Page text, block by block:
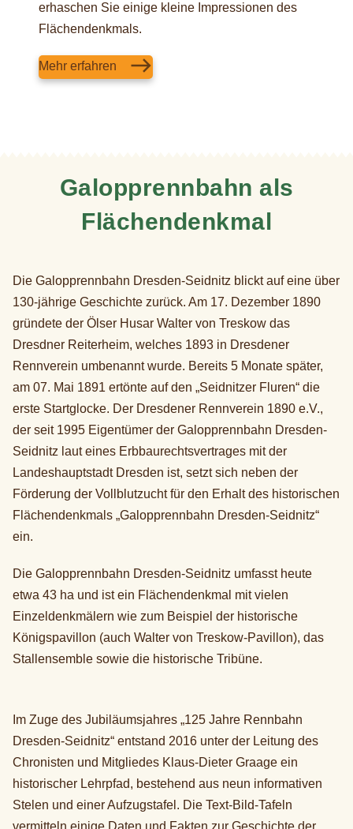
erhaschen Sie einige kleine Impressionen des
Flächendenkmals.
Mehr erfahren
Galopprennbahn als
Flächendenkmal
Die Galopprennbahn Dresden-Seidnitz blickt auf eine über
130-jährige Geschichte zurück. Am 17. Dezember 1890
gründete der Ölser Husar Walter von Treskow das
Dresdner Reiterheim, welches 1893 in Dresdener
Rennverein umbenannt wurde. Bereits 5 Monate später,
am 07. Mai 1891 ertönte auf den „Seidnitzer Fluren“ die
erste Startglocke. Der Dresdener Rennverein 1890 e.V.,
der seit 1995 Eigentümer der Galopprennbahn Dresden-
Seidnitz laut eines Erbbaurechtsvertrages mit der
Landeshauptstadt Dresden ist, setzt sich neben der
Förderung der Vollblutzucht für den Erhalt des historischen
Flächendenkmals „Galopprennbahn Dresden-Seidnitz“
ein.
Die Galopprennbahn Dresden-Seidnitz umfasst heute
etwa 43 ha und ist ein Flächendenkmal mit vielen
Einzeldenkmälern wie zum Beispiel der historische
Königspavillon (auch Walter von Treskow-Pavillon), das
Stallensemble sowie die historische Tribüne.
Im Zuge des Jubiläumsjahres „125 Jahre Rennbahn
Dresden-Seidnitz“ entstand 2016 unter der Leitung des
Chronisten und Mitgliedes Klaus-Dieter Graage ein
historischer Lehrpfad, bestehend aus neun informativen
Stelen und einer Aufzugstafel. Die Text-Bild-Tafeln